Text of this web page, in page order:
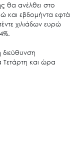
θα ανέλθει στο
και εβδομήντα εφτά
χιλιάδων ευρώ
Τετάρτη και ώρα